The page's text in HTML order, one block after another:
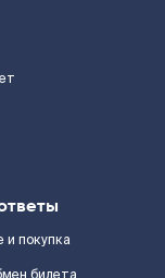
покупка